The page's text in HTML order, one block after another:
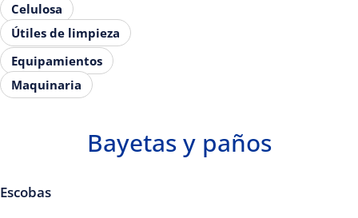
Celulosa
Útiles de limpieza
Equipamientos
Maquinaria
Bayetas y paños
Escobas